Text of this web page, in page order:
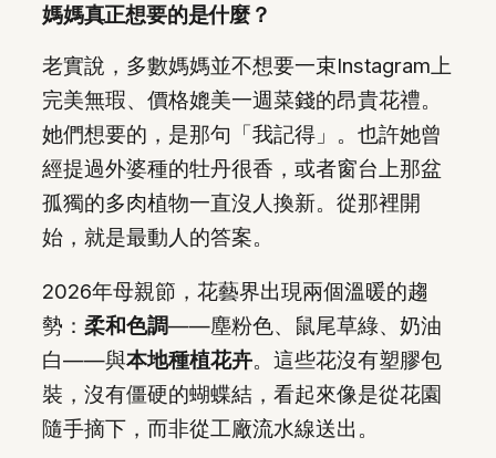
媽媽真正想要的是什麼？
老實說，多數媽媽並不想要一束Instagram上
完美無瑕、價格媲美一週菜錢的昂貴花禮。
她們想要的，是那句「我記得」。也許她曾
經提過外婆種的牡丹很香，或者窗台上那盆
孤獨的多肉植物一直沒人換新。從那裡開
始，就是最動人的答案。
2026年母親節，花藝界出現兩個溫暖的趨
勢： 柔和色調——塵粉色、鼠尾草綠、奶油
白——與本地種植花卉。這些花沒有塑膠包
裝，沒有僵硬的蝴蝶結，看起來像是從花園
隨手摘下，而非從工廠流水線送出。